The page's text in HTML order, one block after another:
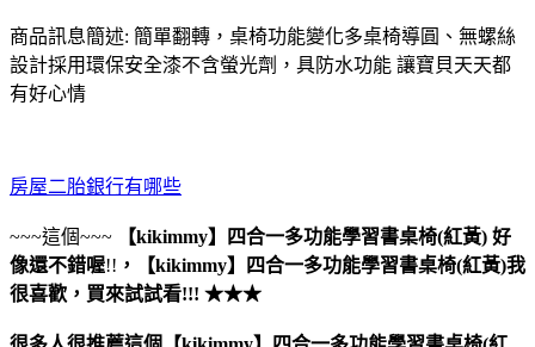
商品訊息簡述: 簡單翻轉，桌椅功能變化多桌椅導圓、無螺絲
設計採用環保安全漆不含螢光劑，具防水功能 讓寶貝天天都
有好心情
房屋二胎銀行有哪些
~~~這個~~~ 【kikimmy】四合一多功能學習書桌椅(紅黃) 好
像還不錯喔!! ， 【kikimmy】四合一多功能學習書桌椅(紅黃)我
很喜歡，買來試試看!!! ★★★